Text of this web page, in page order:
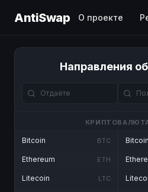
AntiSwap О проекте
Направления
Bitcoin BTC
Ethereum ETH
Litecoin LTC
Bitcoin